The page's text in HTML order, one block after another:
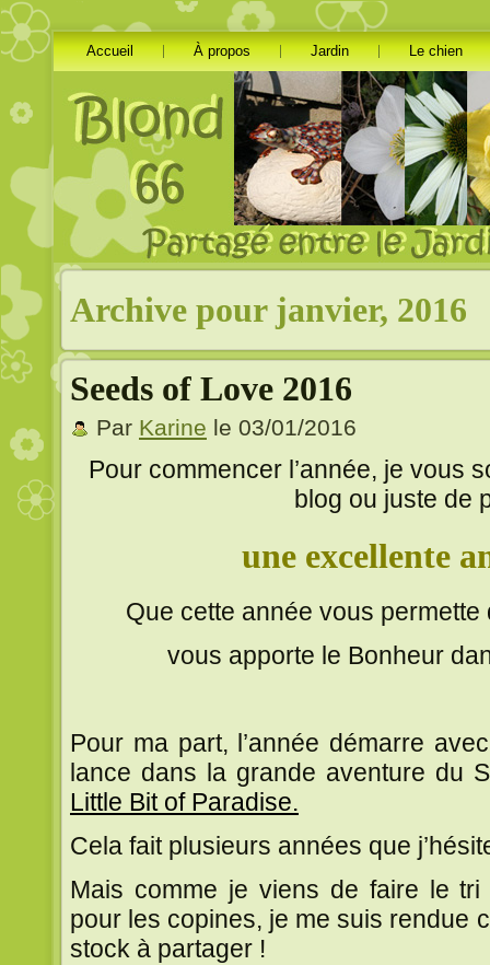
Accueil À propos Jardin Le chien
Archive pour janvier, 2016
Seeds of Love 2016
Par Karine le 03/01/2016
Pour commencer l’année, je vous
blog ou juste de
une excellente
Que cette année vous
vous apporte le Bonheur
Pour ma part, l’année démarre
lance dans la grande aventure du
Little Bit of Paradise.
Cela fait plusieurs années que
Mais comme je viens de faire le tri
pour les copines, je me suis rendue
stock à partager !